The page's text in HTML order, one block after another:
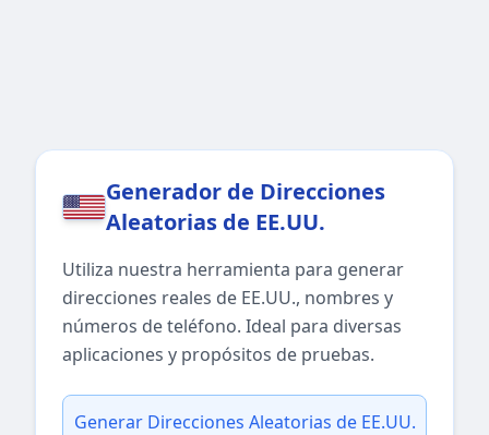
Generador de Direcciones
Aleatorias de EE.UU.
Utiliza nuestra herramienta para generar
direcciones reales de EE.UU., nombres y
números de teléfono. Ideal para diversas
aplicaciones y propósitos de pruebas.
Generar Direcciones Aleatorias de EE.UU.